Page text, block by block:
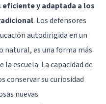
eficiente y adaptada a los
. Los defensores
autodirigida en un
natural, es una forma más
escuela. La capacidad de
conservar su curiosidad
nuevas.